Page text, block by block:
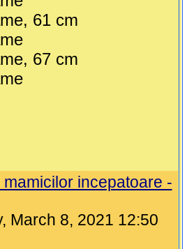
61 cm
67 cm
mamicilor incepatoare -
March 8, 2021 12:50